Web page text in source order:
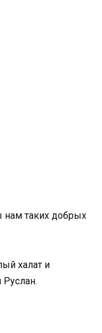
таких добрых
халат и